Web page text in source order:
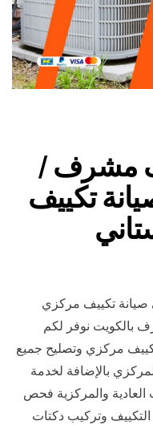
مشرف /
صيانة تكييف
تكييف مركزي
مشرف بالكويت نوفر لكم
مركزي وتصليح جميع
بالإضافة لخدمة
العادية والمركزية فحص
وتركيب دكتات